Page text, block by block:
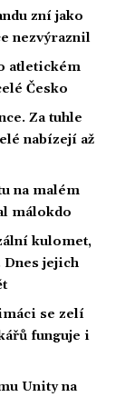
zní jako
nezvýraznil
atletickém
Česko
Za tuhle
nabízejí až
na malém
málokdo
kulomet,
jejich
se zelí
funguje i
Unity na